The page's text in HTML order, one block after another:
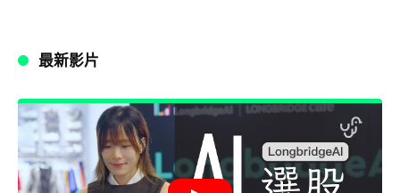
最新影片